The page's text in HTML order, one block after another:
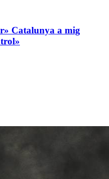
Catalunya a mig